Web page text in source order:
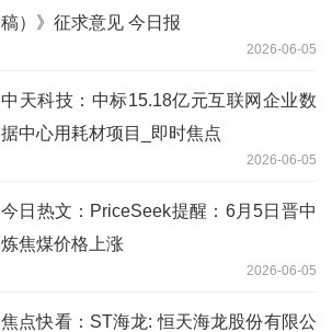
稿）》征求意见 今日报
2026-06-05
中天科技：中标15.18亿元互联网企业数
据中心用耗材项目_即时焦点
2026-06-05
今日热文：PriceSeek提醒：6月5日晋中
炼焦煤价格上涨
2026-06-05
焦点快看：ST海龙: 恒天海龙股份有限公